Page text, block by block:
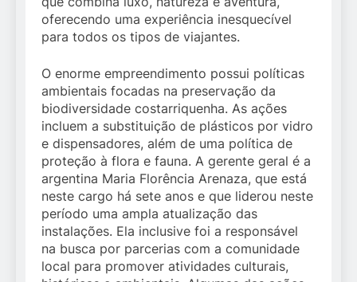
oferecendo uma experiência inesquecível
para todos os tipos de viajantes.
O enorme empreendimento possui políticas
ambientais focadas na preservação da
biodiversidade costarriquenha. As ações
incluem a substituição de plásticos por vidro
e dispensadores, além de uma política de
proteção à flora e fauna. A gerente geral é a
argentina Maria Florência Arenaza, que está
neste cargo há sete anos e que liderou neste
período uma ampla atualização das
instalações. Ela inclusive foi a responsável
na busca por parcerias com a comunidade
local para promover atividades culturais,